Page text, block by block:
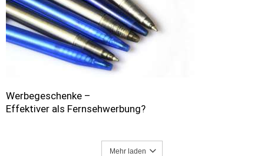
Werbegeschenke –
Effektiver als Fernsehwerbung?
Mehr laden